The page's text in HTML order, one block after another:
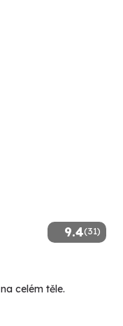
9.4(31)
celém těle.